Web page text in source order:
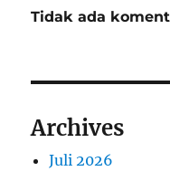
Tidak ada
Archives
Juli 2026